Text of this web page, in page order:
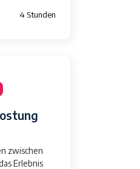
4 Stunden
zwischen
Erlebnis